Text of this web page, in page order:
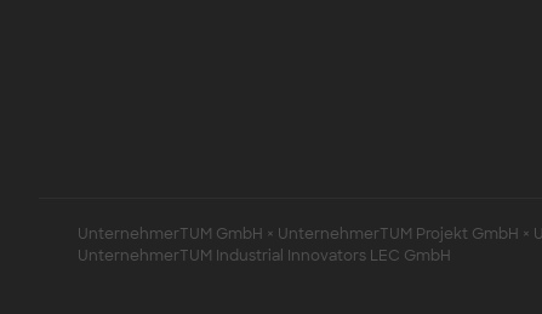
UnternehmerTUM GmbH × UnternehmerTUM Projekt GmbH
UnternehmerTUM Industrial Innovators LEC GmbH